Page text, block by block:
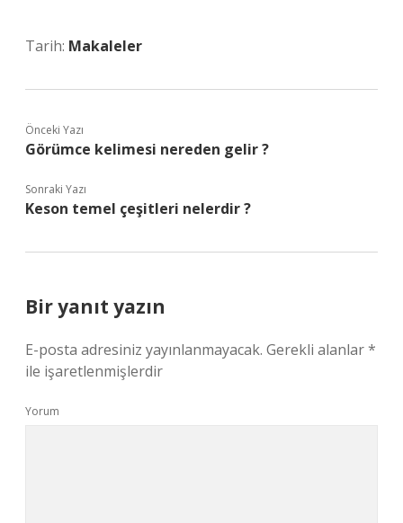
Tarih: Makaleler
Önceki Yazı
Görümce kelimesi nereden gelir ?
Sonraki Yazı
Keson temel çeşitleri nelerdir ?
Bir yanıt yazın
E-posta adresiniz yayınlanmayacak. Gerekli alanlar*
ile işaretlenmişlerdir
Yorum